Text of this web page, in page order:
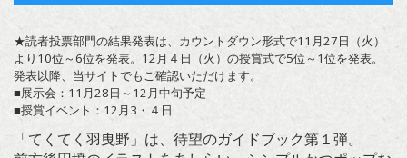
★読者投票部門の結果発表は、カウントダウン形式で11月27日（火）
より10位～6位を発表。12月４日（火）の授賞式で5位～1位を発表。
発表以降、当サイトでもご確認いただけます。
■展示会：11月28日～12月中旬予定
■授賞イベント：12月3・４日
「てくてく羽曳野」は、待望のガイドブック第１弾。